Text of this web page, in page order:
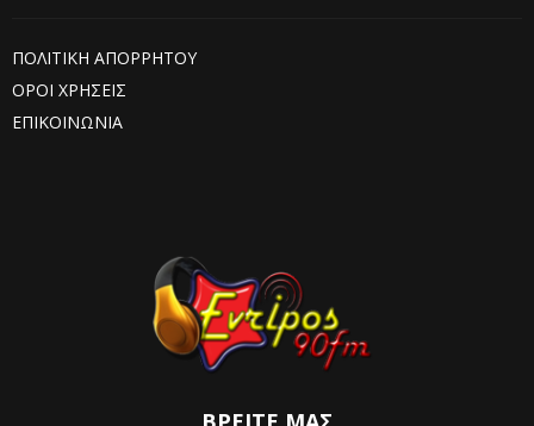
ΠΟΛΙΤΙΚΗ ΑΠΟΡΡΗΤΟΥ
ΟΡΟΙ ΧΡΗΣΕΙΣ
ΕΠΙΚΟΙΝΩΝΙΑ